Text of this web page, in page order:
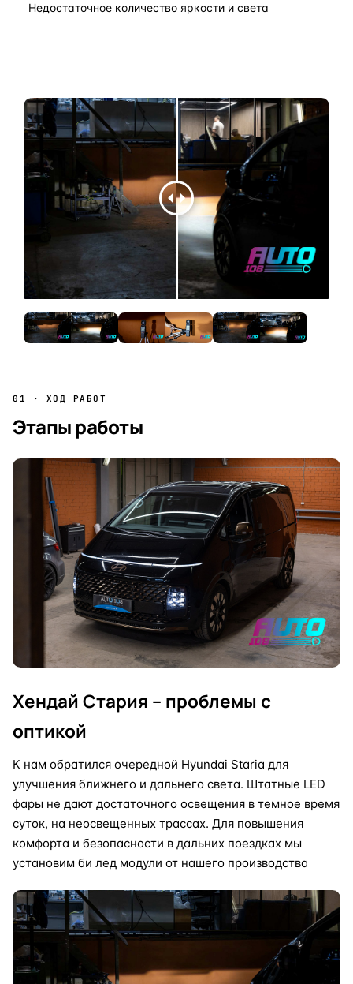
Недостаточное количество яркости и света
01 · ХОД РАБОТ
Этапы работы
Хендай Стария – проблемы с
оптикой
К нам обратился очередной Hyundai Staria для
улучшения ближнего и дальнего света. Штатные LED
фары не дают достаточного освещения в темное время
суток, на неосвещенных трассах. Для повышения
комфорта и безопасности в дальних поездках мы
установим би лед модули от нашего производства